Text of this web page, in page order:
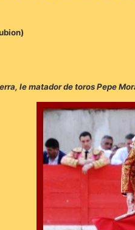
le matador de toros Pepe